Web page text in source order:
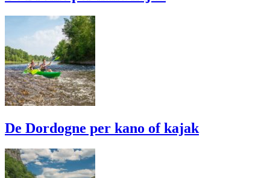
De Dordogne per kano of kajak